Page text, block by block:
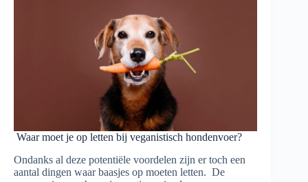
Waar moet je op letten bij veganistisch hondenvoer?
Ondanks al deze potentiële voordelen zijn er toch een
aantal dingen waar baasjes op moeten letten. De